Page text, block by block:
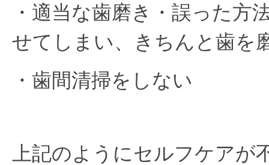
・適当な歯磨き・誤った方
せてしまい、きちんと歯を
・歯間清掃をしない
上記のようにセルフケアが